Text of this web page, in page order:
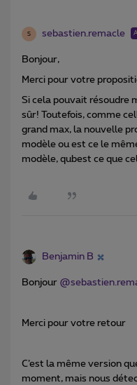
S sebastien.remacle
Bonjour,
Merci pour votre
Si cela pouvait résoudre
sûr! Toutefois, comme
grand max, la nouvelle
modèle ou est ce le
modèle, qubest ce que
Benjamin B
Bonjour
Merci pour votre retour
C’est la même version
moment, mais nous